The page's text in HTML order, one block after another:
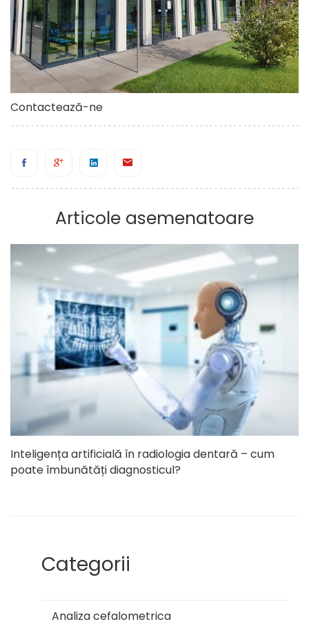
Contactează-ne
Articole asemenatoare
Inteligența artificială în radiologia dentară – cum
poate îmbunătăți diagnosticul?
Categorii
Analiza cefalometrica